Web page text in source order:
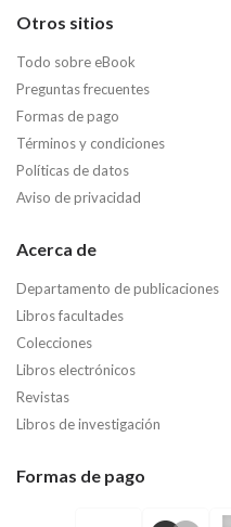
Otros sitios
Todo sobre eBook
Preguntas frecuentes
Formas de pago
Términos y condiciones
Políticas de datos
Aviso de privacidad
Acerca de
Departamento de publicaciones
Libros facultades
Colecciones
Libros electrónicos
Revistas
Libros de investigación
Formas de pago